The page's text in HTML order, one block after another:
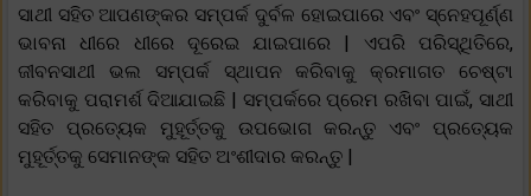
ସାଥୀ ସହିତ ଆପଣଙ୍କର ସମ୍ପର୍କ ଦୁର୍ବଳ ହୋଇପାରେ ଏବଂ ସ୍ନେହପୂର୍ଣ୍ଣ
ଭାବନା ଧୀରେ ଧୀରେ ଦୂରେଇ ଯାଇପାରେ | ଏପରି ପରିସ୍ଥିତିରେ,
ଜୀବନସାଥୀ ଭଲ ସମ୍ପର୍କ ସ୍ଥାପନ କରିବାକୁ କ୍ରମାଗତ ଚେଷ୍ଟା
କରିବାକୁ ପରାମର୍ଶ ଦିଆଯାଇଛି | ସମ୍ପର୍କରେ ପ୍ରେମ ରଖିବା ପାଇଁ, ସାଥୀ
ସହିତ ପ୍ରତ୍ୟେକ ମୁହୂର୍ତ୍ତକୁ ଉପଭୋଗ କରନ୍ତୁ ଏବଂ ପ୍ରତ୍ୟେକ
ମୁହୂର୍ତ୍ତକୁ ସେମାନଙ୍କ ସହିତ ଅଂଶୀଦାର କରନ୍ତୁ |